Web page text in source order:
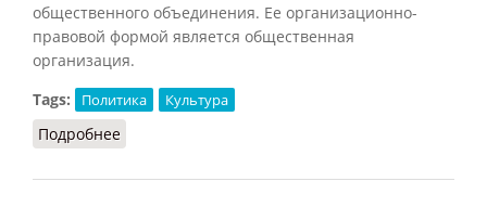
общественного объединения. Ее организационно-
правовой формой является общественная
организация.
Tags:
Политика Культура
Подробнее